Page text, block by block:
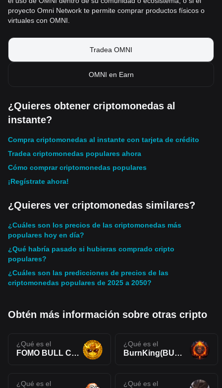
proyecto Omni Network te permite comprar productos físicos o
virtuales con OMNI.
Tradea OMNI
OMNI en Earn
¿Quieres obtener criptomonedas al
instante?
Compra criptomonedas al instante con tarjeta de crédito
Tradea criptomonedas populares ahora
Cómo comprar criptomonedas populares
¡Regístrate ahora!
¿Quieres ver criptomonedas similares?
¿Cuáles son los precios de las criptomonedas más
populares hoy en día?
¿Qué habría pasado si hubieras comprado cripto
populares?
¿Cuáles son las predicciones de precios de las
criptomonedas populares de 2025 a 2050?
Obtén más información sobre otras cripto
¿Qué es el
FOMO BULL CLUB(FOMO)
¿Qué es el
BurnKing(BURNKING)
¿Qué es el ¿Qué es el